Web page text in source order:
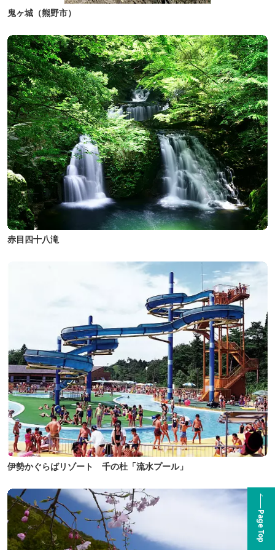
鬼ヶ城（熊野市）
赤目四十八滝
伊勢かぐらばリゾート 千の杜「流水プール」
Page Top